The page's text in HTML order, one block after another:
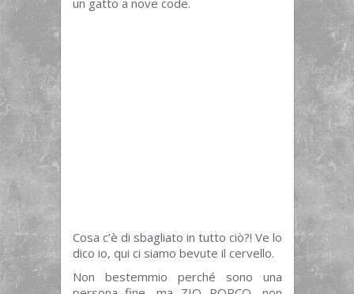
Cosa c’è di sbagliato in tutto ciò?! Ve lo
dico io, qui ci siamo bevute il cervello.
Non bestemmio perché sono una